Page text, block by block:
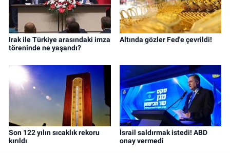
Irak ile Türkiye arasındaki imza
töreninde ne yaşandı?
Altında gözler Fed'e çevrildi!
Son 122 yılın sıcaklık rekoru
kırıldı
İsrail saldırmak istedi! ABD
onay vermedi